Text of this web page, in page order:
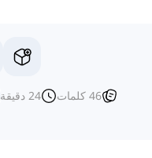
46 كلمات 24 دقيقة